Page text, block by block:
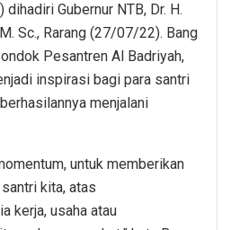
Gubernur NTB, Dr. H.
Sc., Rarang (27/07/22). Bang
Pesantren Al Badriyah,
inspirasi bagi para santri
menjalani
untuk memberikan
kita, atas
kerja, usaha atau